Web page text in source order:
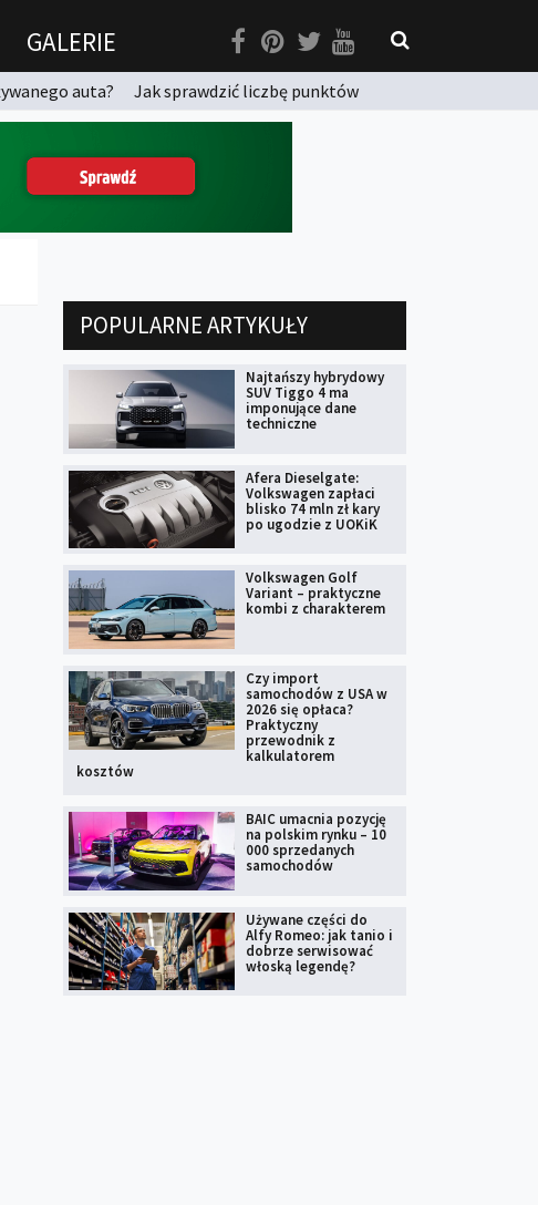
GALERIE
auta?
Jak sprawdzić liczbę punktów
POPULARNE ARTYKUŁY
Najtańszy hybrydowy
SUV Tiggo 4 ma
imponujące dane
techniczne
Afera Dieselgate:
Volkswagen zapłaci
blisko 74 mln zł kary
po ugodzie z UOKiK
Volkswagen Golf
Variant – praktyczne
kombi z charakterem
Czy import
samochodów z USA w
2026 się opłaca?
Praktyczny
przewodnik z
kalkulatorem
kosztów
BAIC umacnia pozycję
na polskim rynku – 10
000 sprzedanych
samochodów
Używane części do
Alfy Romeo: jak tanio i
dobrze serwisować
włoską legendę?